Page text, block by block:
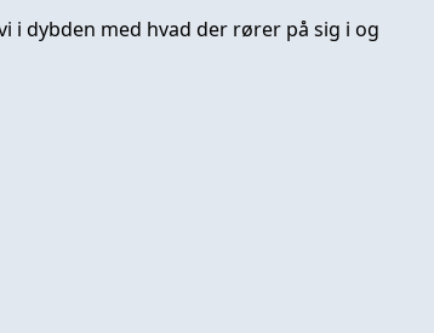
i dybden med hvad der rører på sig i og